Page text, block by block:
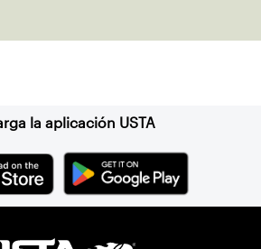
la aplicación USTA